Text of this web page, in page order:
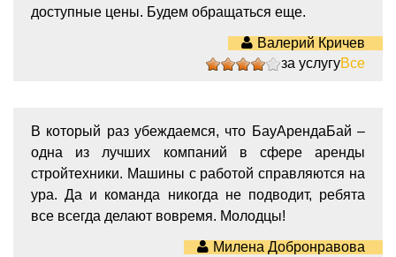
доступные цены. Будем обращаться еще.
Валерий Кричев
4
за услугуВсе
В который раз убеждаемся, что БауАрендаБай –
одна из лучших компаний в сфере аренды
стройтехники. Машины с работой справляются на
ура. Да и команда никогда не подводит, ребята
все всегда делают вовремя. Молодцы!
Милена Добронравова